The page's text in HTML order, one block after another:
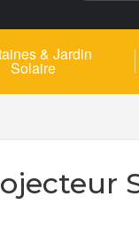
& Jardin
Solaire